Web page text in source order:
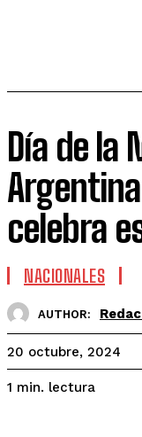
Día de la
celebra
NACIONALES
AUTHOR:
20 octubre, 2024
1 min. lectura